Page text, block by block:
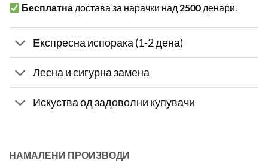
Бесплатна достава за нарачки над 2500 денари.
Експресна испорака (1-2 дена)
Лесна и сигурна замена
Искуства од задоволни купувачи
НАМАЛЕНИ ПРОИЗВОДИ